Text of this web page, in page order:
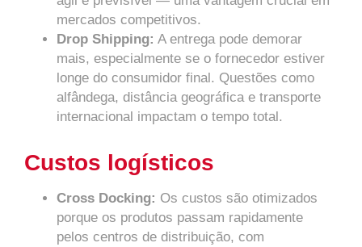
mercados competitivos.
Drop Shipping: A entrega pode demorar
mais, especialmente se o fornecedor estiver
longe do consumidor final. Questões como
alfândega, distância geográfica e transporte
internacional impactam o tempo total.
Custos logísticos
Cross Docking: Os custos são otimizados
porque os produtos passam rapidamente
pelos centros de distribuição, com